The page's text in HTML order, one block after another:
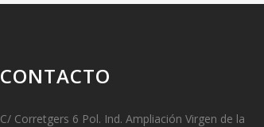
CONTACTO
C/ Corretgers 6 Pol. Ind. Ampliación Virgen de la